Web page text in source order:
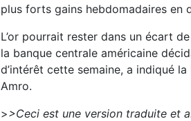
plus forts gains hebdomadaires en
L’or pourrait rester dans un écart
la banque centrale américaine
d’intérêt cette semaine, a indiqué
Amro.
>>Ceci est une version traduite et